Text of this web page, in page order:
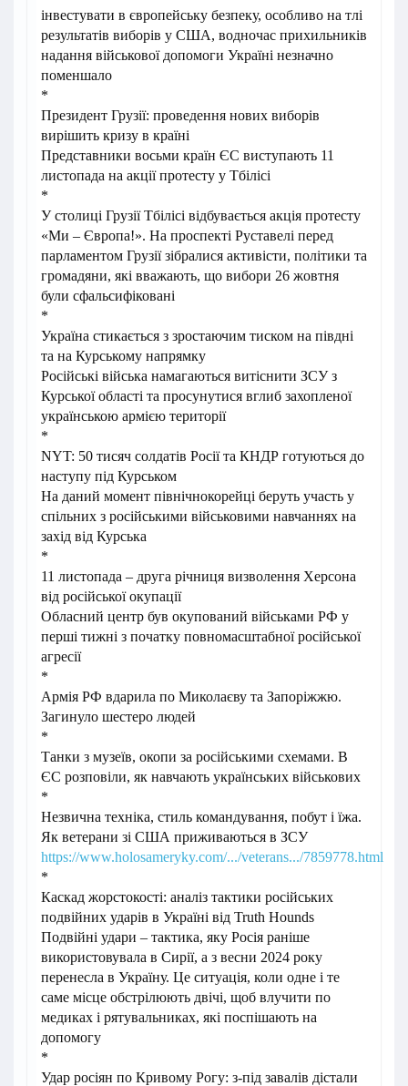
інвестувати в європейську безпеку, особливо на тлі
результатів виборів у США, водночас прихильників
надання військової допомоги Україні незначно
поменшало
*
Президент Грузії: проведення нових виборів
вирішить кризу в країні
Представники восьми країн ЄС виступають 11
листопада на акції протесту у Тбілісі
*
У столиці Грузії Тбілісі відбувається акція протесту
«Ми – Європа!». На проспекті Руставелі перед
парламентом Грузії зібралися активісти, політики та
громадяни, які вважають, що вибори 26 жовтня
були сфальсифіковані
*
Україна стикається з зростаючим тиском на півдні
та на Курському напрямку
Російські війська намагаються витіснити ЗСУ з
Курської області та просунутися вглиб захопленої
українською армією території
*
NYT: 50 тисяч солдатів Росії та КНДР готуються до
наступу під Курськом
На даний момент північнокорейці беруть участь у
спільних з російськими військовими навчаннях на
захід від Курська
*
11 листопада – друга річниця визволення Херсона
від російської окупації
Обласний центр був окупований військами РФ у
перші тижні з початку повномасштабної російської
агресії
*
Армія РФ вдарила по Миколаєву та Запоріжжю.
Загинуло шестеро людей
*
Танки з музеїв, окопи за російськими схемами. В
ЄС розповіли, як навчають українських військових
*
Незвична техніка, стиль командування, побут і їжа.
Як ветерани зі США приживаються в ЗСУ
https://www.holosameryky.com/.../veterans.../7859778.html
*
Каскад жорстокості: аналіз тактики російських
подвійних ударів в Україні від Truth Hounds
Подвійні удари – тактика, яку Росія раніше
використовувала в Сирії, а з весни 2024 року
перенесла в Україну. Це ситуація, коли одне і те
саме місце обстрілюють двічі, щоб влучити по
медиках і рятувальниках, які поспішають на
допомогу
*
Удар росіян по Кривому Рогу: з-під завалів дістали